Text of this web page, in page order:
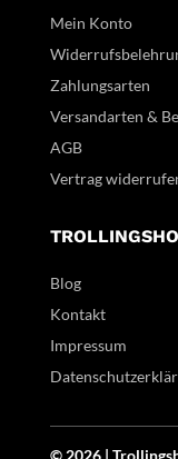
Mein Konto
Zahlungsarten
Versandarten &
AGB
Vertrag
Blog
Kontakt
Impressum
© 2026 |